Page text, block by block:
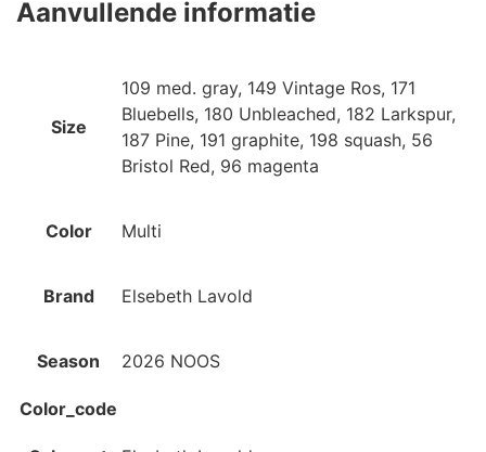
Aanvullende informatie
Size
109 med. gray, 149 Vintage Ros, 171
Bluebells, 180 Unbleached, 182 Larkspur,
187 Pine, 191 graphite, 198 squash, 56
Bristol Red, 96 magenta
Color Multi
Brand Elsebeth Lavold
Season 2026 NOOS
Color_code